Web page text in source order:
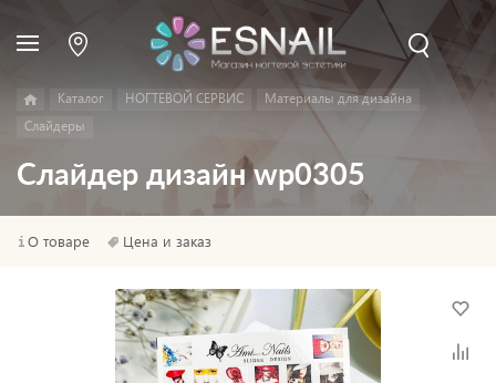
Каталог НОГТЕВОЙ СЕРВИС
Материалы для дизайна
Слайдеры
Слайдер дизайн wp0305
О товаре Цена и заказ